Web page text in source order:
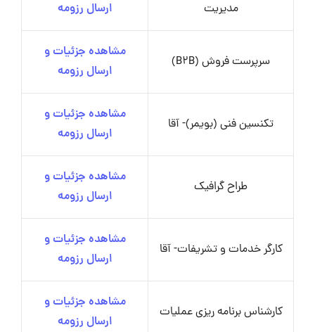
مدیریت
ارسال رزومه
سرپرست فروش (B2B)
مشاهده جزئیات و
ارسال رزومه
تکنسین فنی (بویمر)- آقا
مشاهده جزئیات و
ارسال رزومه
طراح گرافیک
مشاهده جزئیات و
ارسال رزومه
کارگر خدمات و تشریفات- آقا
مشاهده جزئیات و
ارسال رزومه
کارشناس برنامه ریزی عملیات
مشاهده جزئیات و
ارسال رزومه